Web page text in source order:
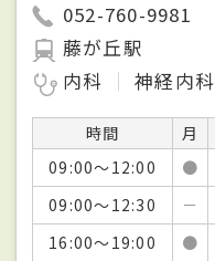
052-760-9981
藤が丘駅
内科
神経内科
時間 月
09:00～12:00
●
09:00～12:30
－
16:00～19:00
●